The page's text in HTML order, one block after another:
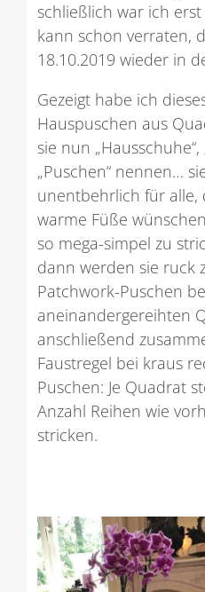
schließlich war ich
kann schon verraten,
18.10.2019 wieder in
Gezeigt habe ich
Hauspuschen aus
sie nun
„Puschen“ nennen…
unentbehrlich für alle,
warme Füße
so mega-simpel zu
dann werden sie ruck
Patchwork-Puschen
aneinandergereihten
anschließend
Faustregel bei kraus
Puschen: Je Quadrat
Anzahl Reihen wie
stricken.